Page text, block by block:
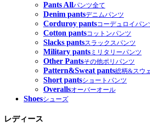
Pants Allパンツ全て
Denim pantsデニムパンツ
Corduroy pantsコーデュロイパン
Cotton pantsコットンパンツ
Slacks pantsスラックスパンツ
Military pants ミリタリーパンツ
Other Pantsその他ポリパンツ
Pattern&Sweat pants総柄&スウ
Short pantsショートパンツ
Overallsオーバーオール
Shoesシューズ
レディース